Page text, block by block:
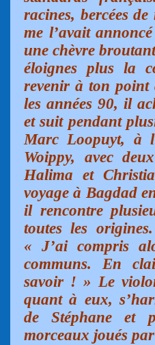
racines, bercées
me l’avait
une chèvre
éloignes plus la
revenir à ton point
les années 90, il
et suit pendant
Marc Loopuyt, à
Woippy, avec
Halima et
voyage à Bagdad
il rencontre
toutes les
« J’ai compris
communs. En
savoir ! » Le
quant à eux,
de Stéphane et
morceaux joués